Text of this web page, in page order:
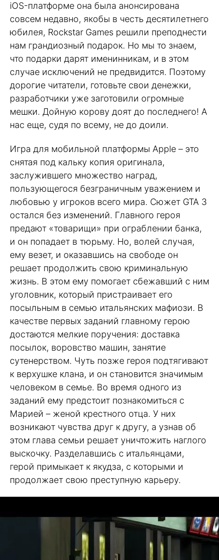
iOS-платформе она была анонсирована
совсем недавно, якобы в честь десятилетнего
юбилея, Rockstar Games решили преподнести
нам грандиозный подарок. Но мы то знаем,
что подарки дарят именинникам, и в этом
случае исключений не предвидится. Поэтому
дорогие читатели, готовьте свои денежки,
разработчики уже заготовили огромные
мешки. Дойную корову доят до последнего! А
нас еще, судя по всему, не до доили.
Игра для мобильной платформы Apple – это
снятая под кальку копия оригинала,
заслужившего множество наград,
пользующегося безграничным уважением и
любовью у игроков всего мира. Сюжет GTA 3
остался без изменений. Главного героя
предают «товарищи» при ограблении банка,
и он попадает в тюрьму. Но, волей случая,
ему везет, и оказавшись на свободе он
решает продолжить свою криминальную
жизнь. В этом ему помогает сбежавший с ним
уголовник, который пристраивает его
посыльным в семью итальянских мафиози. В
качестве первых заданий главному герою
достаются мелкие поручения: доставка
посылок, воровство машин, занятие
сутенерством. Чуть позже героя подтягивают
к верхушке клана, и он становится значимым
человеком в семье. Во время одного из
заданий ему предстоит познакомиться с
Марией – женой крестного отца. У них
возникают чувства друг к другу, а узнав об
этом глава семьи решает уничтожить наглого
выскочку. Разделавшись с итальянцами,
герой примыкает к якудза, с которыми и
продолжает свою преступную карьеру.